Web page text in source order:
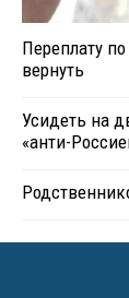
Переплату
вернуть
Усидеть на
«анти-